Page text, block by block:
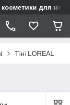
для
Тіні LOREAL